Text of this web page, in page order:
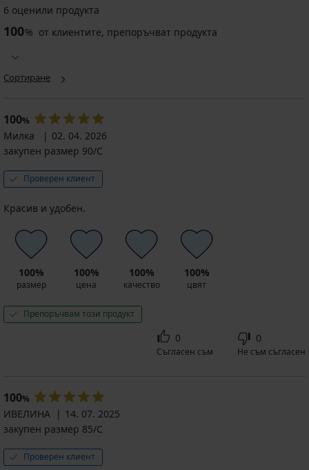
6 оценили продукта
100% от клиентите, препоръчват продукта
Сортиране
100%
Милка
02. 04. 2026
закупен размер 90/C
Проверен клиент
Красив и удобен.
100%
размер
100%
цена
100%
качество
100%
цвят
Препоръчвам този продукт
0
Съгласен съм
0
Не съм съгласен
100%
ИВЕЛИНА
14. 07. 2025
закупен размер 85/C
Проверен клиент